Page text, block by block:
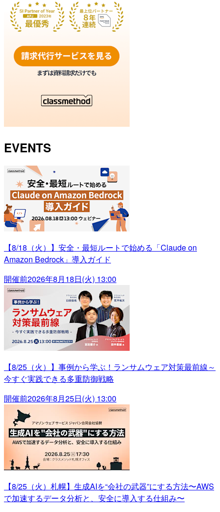
EVENTS
【8/18（火）】安全・最短ルートで始める「Claude on
Amazon Bedrock」導入ガイド
開催前2026年8月18日(火) 13:00
【8/25（火）】事例から学ぶ！ランサムウェア対策最前線～
今すぐ実践できる多重防御戦略
開催前2026年8月25日(火) 13:00
【8/25（火）札幌】生成AIを“会社の武器”にする方法〜AWS
で加速するデータ分析と、安全に導入する仕組み〜